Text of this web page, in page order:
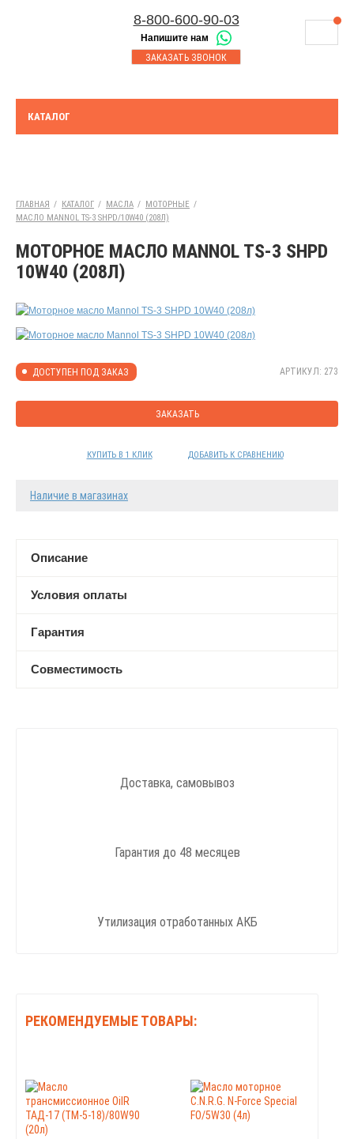
8-800-600-90-03
Напишите нам
ЗАКАЗАТЬ ЗВОНОК
Корзина
ОПЛАТА
ЮРИДИЧЕСКИМ ЛИЦАМ
КОНТАКТЫ
АКЦИИ
8-843-230-17-45
Казань
Набережные Челны
КАТАЛОГ
ГЛАВНАЯ / КАТАЛОГ / МАСЛА / МОТОРНЫЕ /
МАСЛО MANNOL TS-3 SHPD/10W40 (208Л)
МОТОРНОЕ МАСЛО MANNOL TS-3 SHPD
10W40 (208Л)
ДОСТУПЕН ПОД ЗАКАЗ АРТИКУЛ: 273
ЗАКАЗАТЬ
КУПИТЬ В 1 КЛИК ДОБАВИТЬ К СРАВНЕНИЮ
Наличие в магазинах
Описание
Условия оплаты
Гарантия
Совместимость
Доставка, самовывоз
Гарантия до 48 месяцев
Утилизация отработанных АКБ
РЕКОМЕНДУЕМЫЕ ТОВАРЫ: